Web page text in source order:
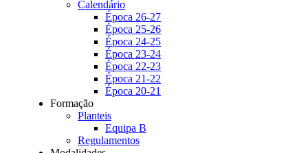
Calendário
Época 26-27
Época 25-26
Época 24-25
Época 23-24
Época 22-23
Época 21-22
Época 20-21
Formação
Planteis
Equipa B
Regulamentos